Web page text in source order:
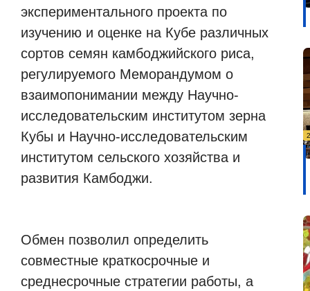
экспериментального проекта по
изучению и оценке на Кубе различных
сортов семян камбоджийского риса,
регулируемого Меморандумом о
взаимопонимании между Научно-
исследовательским институтом зерна
Кубы и Научно-исследовательским
институтом сельского хозяйства и
развития Камбоджи.
Обмен позволил определить
совместные краткосрочные и
среднесрочные стратегии работы, а